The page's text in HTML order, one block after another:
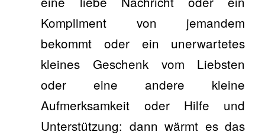
Kompliment von jemandem
bekommt oder ein unerwartetes
kleines Geschenk vom Liebsten
oder eine andere kleine
Aufmerksamkeit oder Hilfe und
Unterstützung: dann wärmt es das